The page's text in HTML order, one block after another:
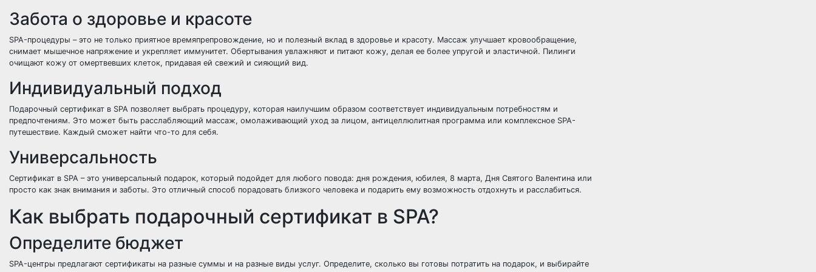
Забота о здоровье и красоте
SPA-процедуры – это не только приятное времяпрепровождение, но и полезный вклад в здоровье и красоту. Массаж улучшает кровообращение,
снимает мышечное напряжение и укрепляет иммунитет. Обертывания увлажняют и питают кожу, делая ее более упругой и эластичной. Пилинги
очищают кожу от омертвевших клеток, придавая ей свежий и сияющий вид.
Индивидуальный подход
Подарочный сертификат в SPA позволяет выбрать процедуру, которая наилучшим образом соответствует индивидуальным потребностям и
предпочтениям. Это может быть расслабляющий массаж, омолаживающий уход за лицом, антицеллюлитная программа или комплексное SPA-
путешествие. Каждый сможет найти что-то для себя.
Универсальность
Сертификат в SPA – это универсальный подарок, который подойдет для любого повода: дня рождения, юбилея, 8 марта, Дня Святого Валентина или
просто как знак внимания и заботы. Это отличный способ порадовать близкого человека и подарить ему возможность отдохнуть и расслабиться.
Как выбрать подарочный сертификат в SPA?
Определите бюджет
SPA-центры предлагают сертификаты на разные суммы и на разные виды услуг. Определите, сколько вы готовы потратить на подарок, и выбирайте